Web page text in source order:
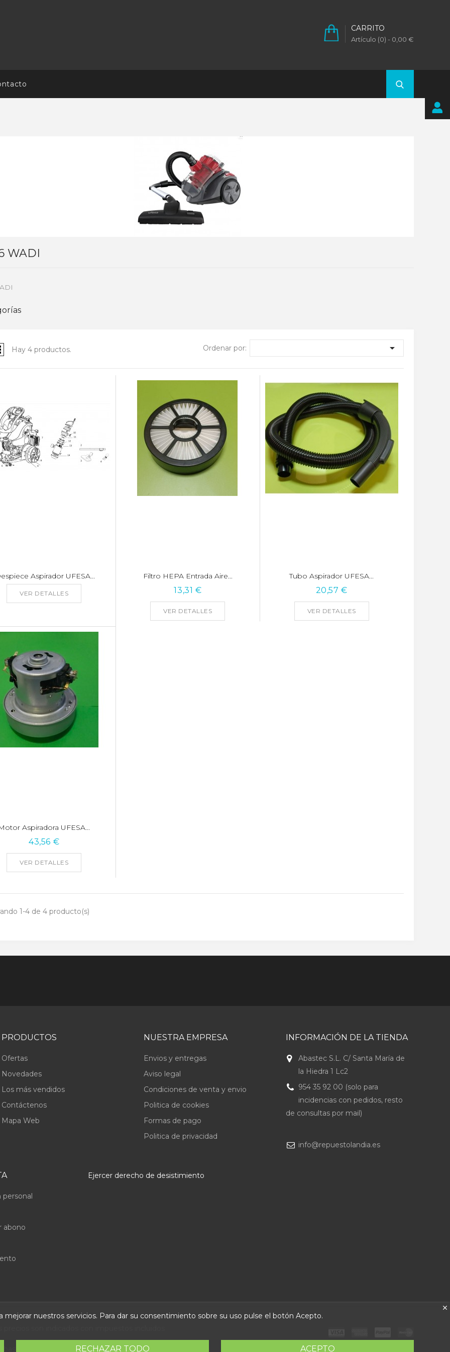
CARRITO
Artículo (0) - 0,00 €
WADI
Hay 4 productos. Ordenar por: 
Aspirador UFESA...
VER DETALLES
Filtro HEPA Entrada Aire...
13,31 €
VER DETALLES
Tubo Aspirador UFESA...
20,57 €
VER DETALLES
Aspiradora UFESA...
43,56 €
VER DETALLES
1-4 de 4 producto(s)
PRODUCTOS
Ofertas
Novedades
Los más vendidos
Contáctenos
Mapa Web
NUESTRA EMPRESA
Envios y entregas
Aviso legal
Condiciones de venta y envio
Politica de cookies
Formas de pago
Politica de privacidad
INFORMACIÓN DE LA TIENDA
Abastec S.L. C/ Santa María de
la Hiedra 1 Lc2
954 35 92 00 (solo para
incidencias con pedidos, resto
de consultas por mail)
info@repuestolandia.es
nuestros servicios. Para dar su consentimiento sobre su uso pulse el botón Acepto.
RECHAZAR TODO ACEPTO
abono
Ejercer derecho de desistimiento
S.L. Diseño web:Direfentes